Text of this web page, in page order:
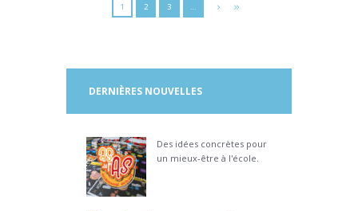
1 2 3 …
DERNIÈRES NOUVELLES
Des idées concrètes pour
un mieux-être à l'école.